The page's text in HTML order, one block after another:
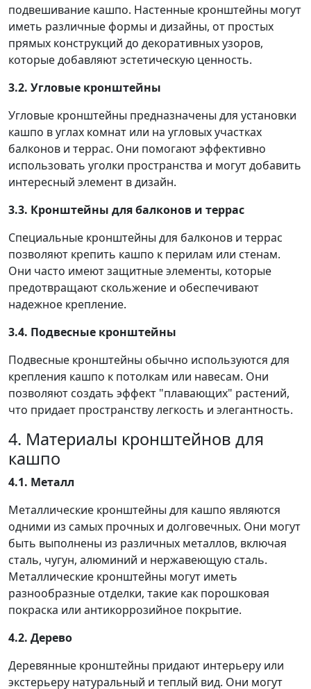
подвешивание кашпо. Настенные кронштейны могут
иметь различные формы и дизайны, от простых
прямых конструкций до декоративных узоров,
которые добавляют эстетическую ценность.
3.2. Угловые кронштейны
Угловые кронштейны предназначены для установки
кашпо в углах комнат или на угловых участках
балконов и террас. Они помогают эффективно
использовать уголки пространства и могут добавить
интересный элемент в дизайн.
3.3. Кронштейны для балконов и террас
Специальные кронштейны для балконов и террас
позволяют крепить кашпо к перилам или стенам.
Они часто имеют защитные элементы, которые
предотвращают скольжение и обеспечивают
надежное крепление.
3.4. Подвесные кронштейны
Подвесные кронштейны обычно используются для
крепления кашпо к потолкам или навесам. Они
позволяют создать эффект "плавающих" растений,
что придает пространству легкость и элегантность.
4. Материалы кронштейнов для
кашпо
4.1. Металл
Металлические кронштейны для кашпо являются
одними из самых прочных и долговечных. Они могут
быть выполнены из различных металлов, включая
сталь, чугун, алюминий и нержавеющую сталь.
Металлические кронштейны могут иметь
разнообразные отделки, такие как порошковая
покраска или антикоррозийное покрытие.
4.2. Дерево
Деревянные кронштейны придают интерьеру или
экстерьеру натуральный и теплый вид. Они могут